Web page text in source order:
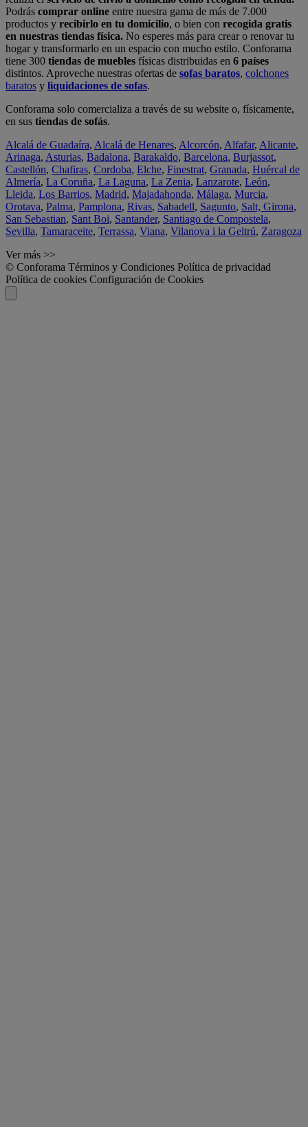
Podrás comprar online entre nuestra gama de más de 7.000
productos y recibirlo en tu domicilio, o bien con recogida gratis
en nuestras tiendas física. No esperes más para crear o renovar tu
hogar y transformarlo en un espacio con mucho estilo. Conforama
tiene 300 tiendas de muebles físicas distribuidas en 6 países
distintos. Aproveche nuestras ofertas de sofas baratos, colchones
baratos y liquidaciones de sofas.
Conforama solo comercializa a través de su website o, físicamente,
en sus tiendas de sofás.
Alcalá de Guadaíra, Alcalá de Henares, Alcorcón, Alfafar, Alicante,
Arinaga, Asturias, Badalona, Barakaldo, Barcelona, Burjassot,
Castellón, Chafiras, Cordoba, Elche, Finestrat, Granada, Huércal de
Almería, La Coruña, La Laguna, La Zenia, Lanzarote, León,
Lleida, Los Barrios, Madrid, Majadahonda, Málaga, Murcia,
Orotava, Palma, Pamplona, Rivas, Sabadell, Sagunto, Salt, Girona,
San Sebastian, Sant Boi, Santander, Santiago de Compostela,
Sevilla, Tamaraceite, Terrassa, Viana, Vilanova i la Geltrú, Zaragoza
Ver más >>
© Conforama Términos y Condiciones Política de privacidad
Política de cookies Configuración de Cookies